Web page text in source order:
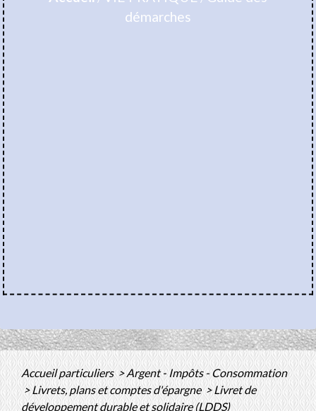
démarches
Accueil particuliers >Argent - Impôts - Consommation
>Livrets, plans et comptes d'épargne > Livret de
développement durable et solidaire (LDDS)